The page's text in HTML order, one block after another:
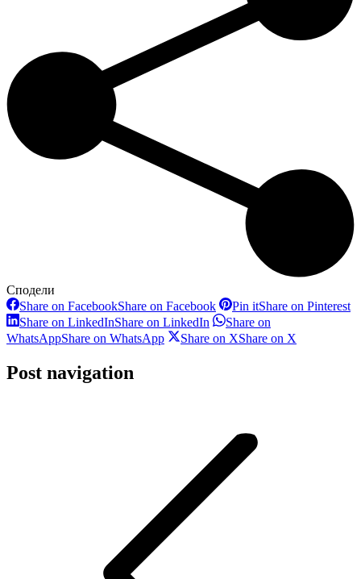
Сподели
Share on FacebookShare on Facebook Pin itShare on Pinterest
Share on LinkedInShare on LinkedIn
Share on
WhatsAppShare on WhatsApp Share on XShare on X
Post navigation